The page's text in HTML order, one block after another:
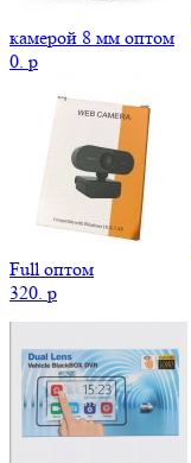
камерой 8 мм оптом
0. p
Full оптом
320. p